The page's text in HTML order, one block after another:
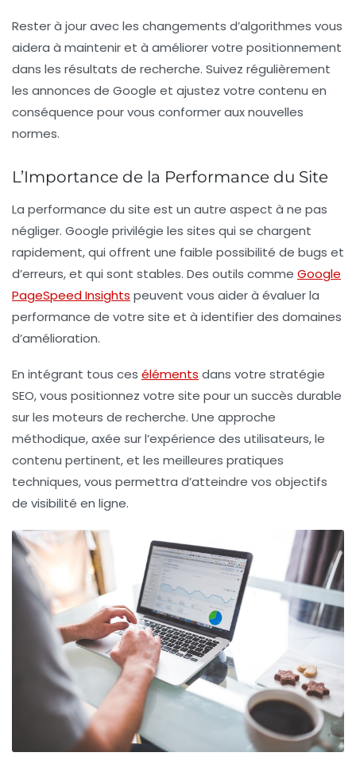
Rester à jour avec les changements d’algorithmes vous
aidera à maintenir et à améliorer votre positionnement
dans les résultats de recherche. Suivez régulièrement
les annonces de Google et ajustez votre contenu en
conséquence pour vous conformer aux nouvelles
normes.
L’Importance de la Performance du Site
La performance du site est un autre aspect à ne pas
négliger. Google privilégie les sites qui se chargent
rapidement, qui offrent une faible possibilité de bugs et
d’erreurs, et qui sont stables. Des outils comme Google
PageSpeed Insights peuvent vous aider à évaluer la
performance de votre site et à identifier des domaines
d’amélioration.
En intégrant tous ces éléments dans votre stratégie
SEO, vous positionnez votre site pour un succès durable
sur les moteurs de recherche. Une approche
méthodique, axée sur l’expérience des utilisateurs, le
contenu pertinent, et les meilleures pratiques
techniques, vous permettra d’atteindre vos objectifs
de visibilité en ligne.